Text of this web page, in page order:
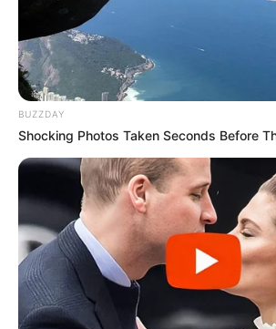
BUZZDAY
Shocking Photos Taken Seconds Before